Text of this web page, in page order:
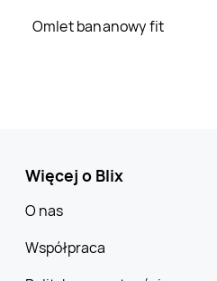
Omlet bananowy fit
Więcej o Blix
O nas
Współpraca